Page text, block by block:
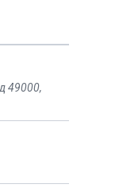
49000,